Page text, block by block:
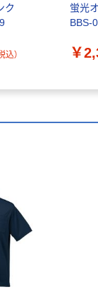
ク
込）
蛍光
BBS-
￥